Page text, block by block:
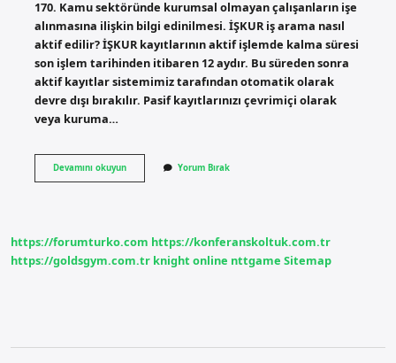
170. Kamu sektöründe kurumsal olmayan çalışanların işe
alınmasına ilişkin bilgi edinilmesi. İŞKUR iş arama nasıl
aktif edilir? İŞKUR kayıtlarının aktif işlemde kalma süresi
son işlem tarihinden itibaren 12 aydır. Bu süreden sonra
aktif kayıtlar sistemimiz tarafından otomatik olarak
devre dışı bırakılır. Pasif kayıtlarınızı çevrimiçi olarak
veya kuruma…
Devamını okuyunİŞkur
Üzerinden
Yorum Bırak
https://forumturko.com https://konferanskoltuk.com.tr
https://goldsgym.com.tr knight online nttgame Sitemap